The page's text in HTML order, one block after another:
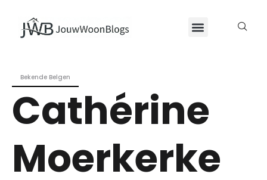
Bekende Belgen
Cathérine
Moerkerke